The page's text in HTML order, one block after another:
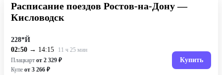
Расписание поездов Ростов-на-Дону —
Кисловодск
228*Й
02:50 → 14:15
11 ч 25 мин
Плацкарт от 2 329 ₽
Купе от 3 266 ₽
Купить